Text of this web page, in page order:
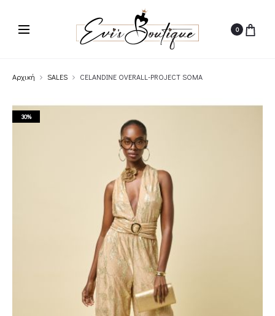
0
Αρχική SALES CELANDINE OVERALL-PROJECT SOMA
30%